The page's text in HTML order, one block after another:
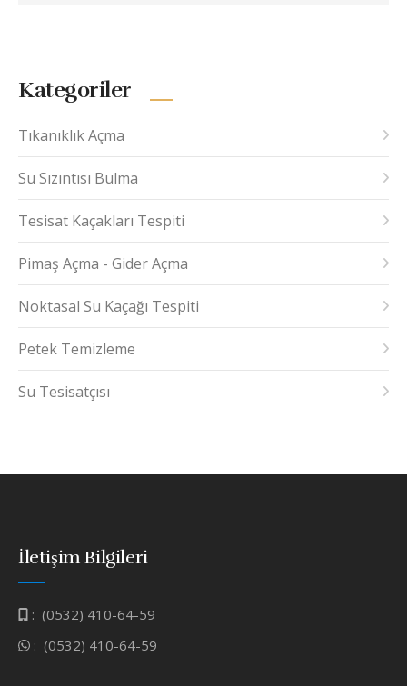
Kategoriler
Tıkanıklık Açma
Su Sızıntısı Bulma
Tesisat Kaçakları Tespiti
Pimaş Açma - Gider Açma
Noktasal Su Kaçağı Tespiti
Petek Temizleme
Su Tesisatçısı
İletişim Bilgileri
: (0532) 410-64-59
: (0532) 410-64-59